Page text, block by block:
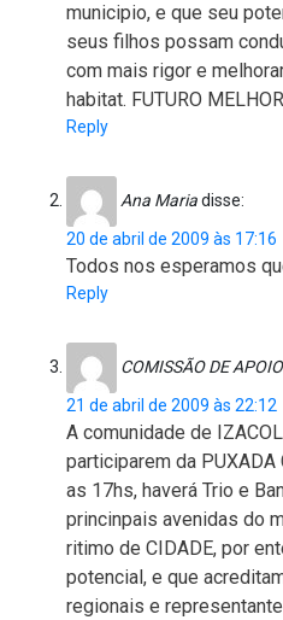
municipio, e que seu
seus filhos possam
com mais rigor e
habitat. FUTURO
Reply
Ana Mariadisse:
20 de abril de 2009 às 17:16
Todos nos esperamos
Reply
COMISSÃO DE APOIO
21 de abril de 2009 às 22:12
A comunidade de
participarem da PUXADA
as 17hs, haverá Trio e
princinpais avenidas do
ritimo de CIDADE, por
potencial, e que
regionais e